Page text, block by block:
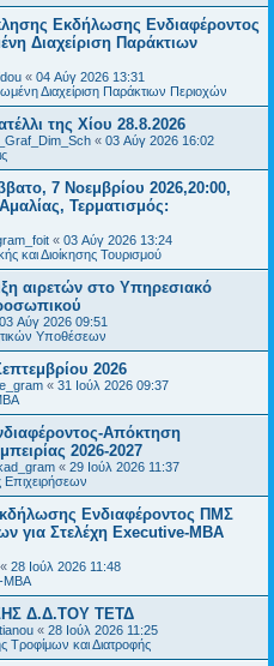
Εκδήλωσης Ενδιαφέροντος
Διαχείριση Παράκτιων
« 04 Αύγ 2026 13:31
Διαχείριση Παράκτιων Περιοχών
της Χίου 28.8.2026
« 03 Αύγ 2026 16:02
7 Νοεμβρίου 2026,20:00,
Τερματισμός:
« 03 Αύγ 2026 13:24
και Διοίκησης Τουρισμού
αιρετών στο Υπηρεσιακό
03 Αύγ 2026 09:51
Υποθέσεων
2026
« 31 Ιούλ 2026 09:37
Απόκτηση
2026-2027
« 29 Ιούλ 2026 11:37
Επιχειρήσεων
Ενδιαφέροντος ΠΜΣ
για Στελέχη Executive-MBΑ
« 28 Ιούλ 2026 11:48
MBA
Δ.Δ.ΤΟΥ ΤΕΤΔ
« 28 Ιούλ 2026 11:25
Τροφίμων και Διατροφής